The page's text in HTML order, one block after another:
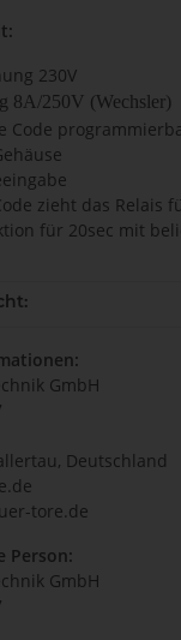
230V
8A/250V (Wechsler)
Code
zieht das Relais
für 20sec mit
GmbH
Deutschland
tore.de
Person:
GmbH